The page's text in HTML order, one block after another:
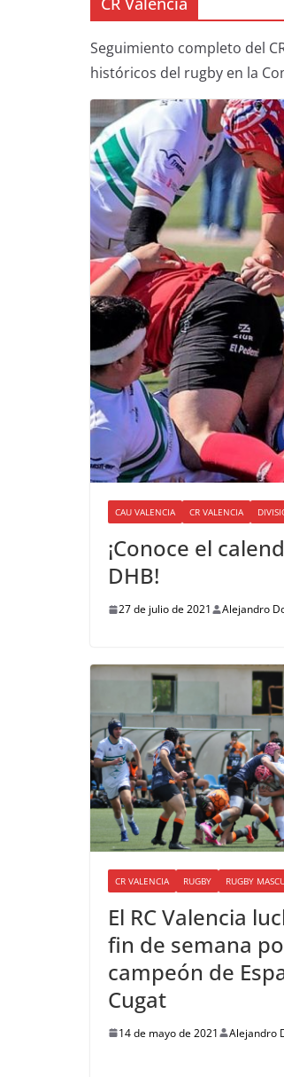
Seguimiento completo del
históricos del rugby en la
CAU VALENCIA CR VALENCIA
¡Conoce el
DHB!
27 de julio de 2021 Alejandro
CR VALENCIA RUGBY RUGBY
El RC Valencia
fin de semana
campeón de
Cugat
14 de mayo de 2021 Alejandro